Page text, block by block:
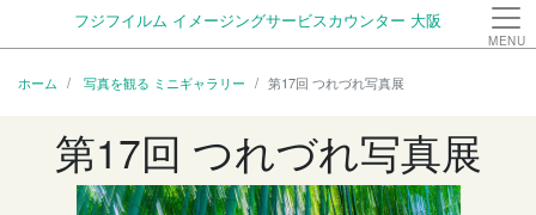
フジフイルム イメージングサービスカウンター 大阪
MENU
ホーム 写真を観る ミニギャラリー 第17回 つれづれ写真展
第17回 つれづれ写真展